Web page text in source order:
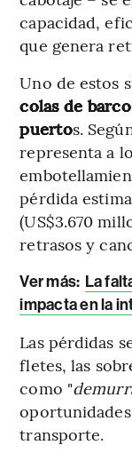
capacidad,
que genera
Uno de estos
colas de
puertos.
representa a
pérdida
(US$3.670
retrasos y
Ver más: La
impacta en la
Las pérdidas
fletes, las
como "
transporte.